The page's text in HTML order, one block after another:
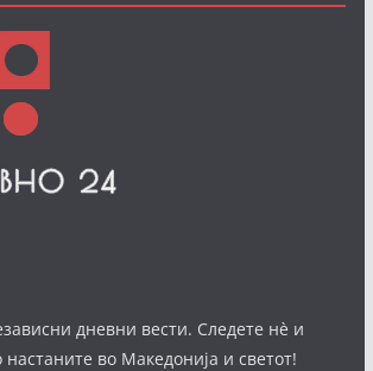
дневни вести. Следете нè и
настаните во Македонија и светот!